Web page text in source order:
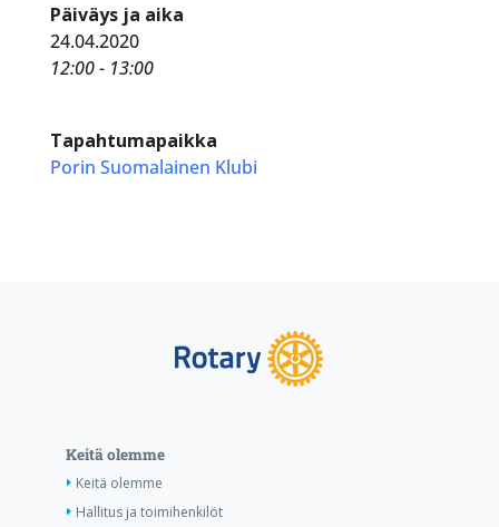
Päiväys ja aika
24.04.2020
12:00 - 13:00
Tapahtumapaikka
Porin Suomalainen Klubi
Keitä olemme
Keitä olemme
Hallitus ja toimihenkilöt